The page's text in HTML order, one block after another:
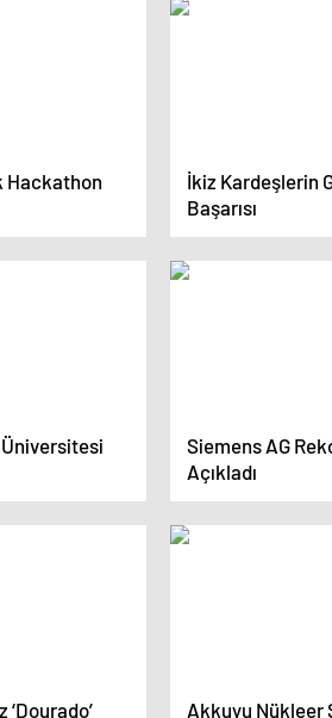
Hackathon
İkiz Kardeşlerin
Başarısı
Siemens AG
Açıkladı
‘Dourado’
Akkuyu Nükleer